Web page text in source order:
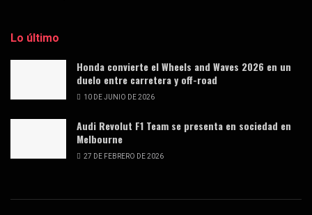
Lo último
Honda convierte el Wheels and Waves 2026 en un
duelo entre carretera y off-road
10 DE JUNIO DE 2026
Audi Revolut F1 Team se presenta en sociedad en
Melbourne
27 DE FEBRERO DE 2026